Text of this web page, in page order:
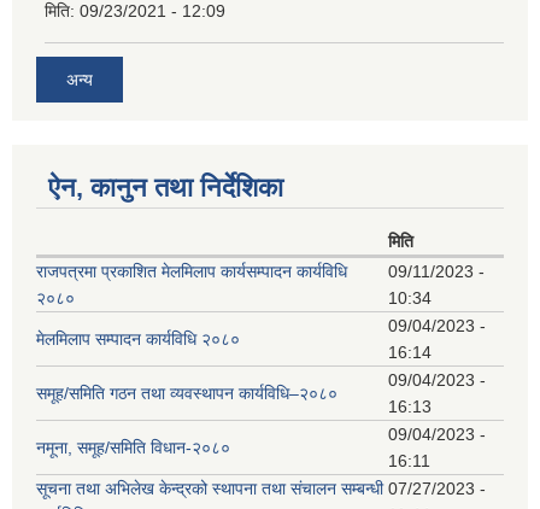
मिति: 09/23/2021 - 12:09
अन्य
ऐन, कानुन तथा निर्देशिका
मिति
राजपत्रमा प्रकाशित मेलमिलाप कार्यसम्पादन कार्यविधि
२०८०
09/11/2023 -
10:34
मेलमिलाप सम्पादन कार्यविधि २०८०
09/04/2023 -
16:14
समूह/समिति गठन तथा व्यवस्थापन कार्यविधि–२०८०
09/04/2023 -
16:13
नमूना, समूह/समिति विधान-२०८०
09/04/2023 -
16:11
सूचना तथा अभिलेख केन्द्रको स्थापना तथा संचालन सम्बन्धी 07/27/2023 -